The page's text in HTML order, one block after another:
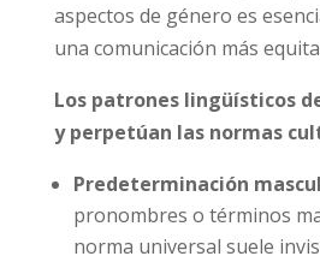
aspectos de género es
una comunicación más
Los patrones lingüísticos
y perpetúan las normas
Predeterminación
pronombres o términos
norma universal suele